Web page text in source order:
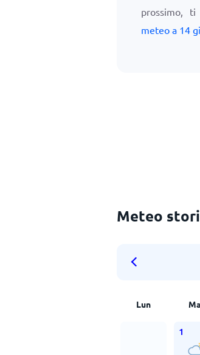
prossimo,
meteo a 14
Meteo
Lun
1